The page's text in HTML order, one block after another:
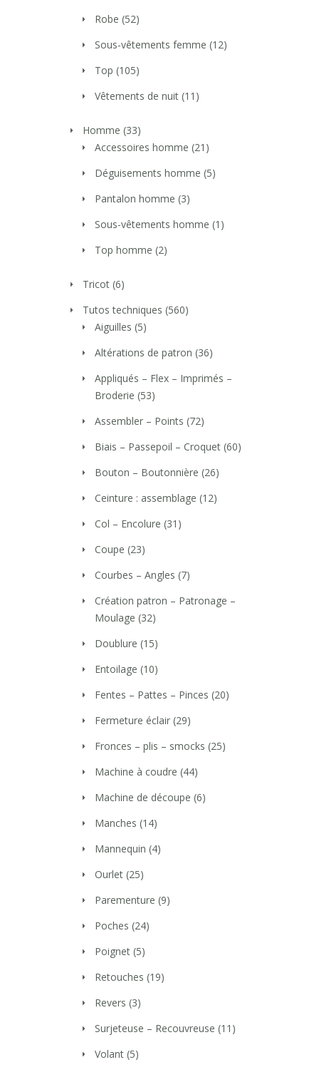
Robe (52)
Sous-vêtements femme (12)
Top (105)
Vêtements de nuit (11)
Homme (33)
Accessoires homme (21)
Déguisements homme (5)
Pantalon homme (3)
Sous-vêtements homme (1)
Top homme (2)
Tricot (6)
Tutos techniques (560)
Aiguilles (5)
Altérations de patron (36)
Appliqués – Flex – Imprimés –
Broderie (53)
Assembler – Points (72)
Biais – Passepoil – Croquet (60)
Bouton – Boutonnière (26)
Ceinture : assemblage (12)
Col – Encolure (31)
Coupe (23)
Courbes – Angles (7)
Création patron – Patronage –
Moulage (32)
Doublure (15)
Entoilage (10)
Fentes – Pattes – Pinces (20)
Fermeture éclair (29)
Fronces – plis – smocks (25)
Machine à coudre (44)
Machine de découpe (6)
Manches (14)
Mannequin (4)
Ourlet (25)
Parementure (9)
Poches (24)
Poignet (5)
Retouches (19)
Revers (3)
Surjeteuse – Recouvreuse (11)
Volant (5)